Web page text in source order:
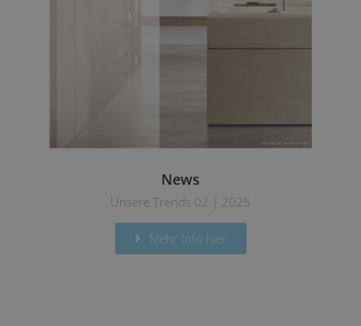
News
Unsere Trends 02 | 2025
Mehr Info hier